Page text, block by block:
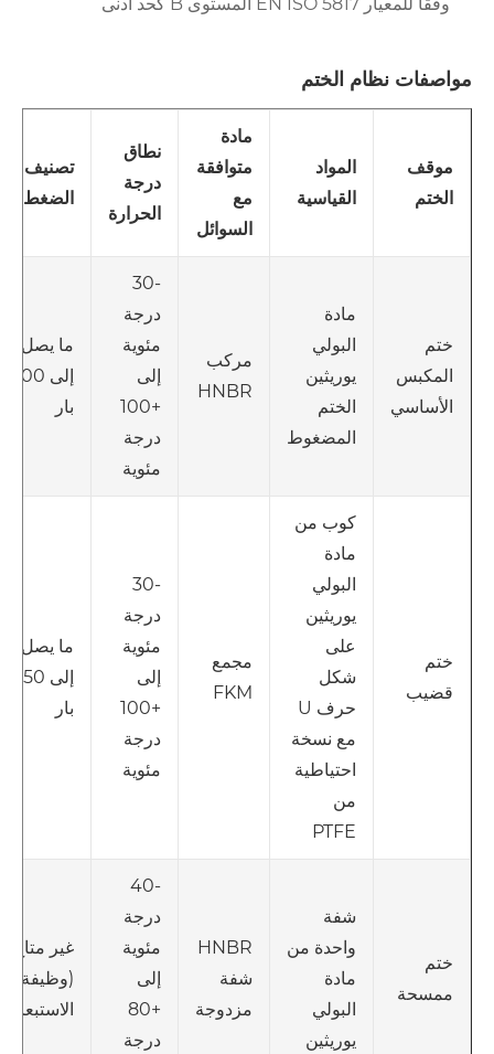
مواصفات نظام الختم
موقف
الختم
المواد
القياسية
مادة
متوافقة
مع
السوائل
نطاق
درجة
الحرارة
تصنيف
الضغط
ختم
المكبس
الأساسي
مادة
البولي
يوريثين
الختم
المضغوط
مركب
HNBR
-30
درجة
مئوية
إلى
+100
درجة
مئوية
ما يصل
إلى 400
بار
ختم
قضيب
كوب من
مادة
البولي
يوريثين
على
شكل
حرف U
مع نسخة
احتياطية
من
PTFE
مجمع
FKM
-30
درجة
مئوية
إلى
+100
درجة
مئوية
ما يصل
إلى 350
بار
ختم
ممسحة
شفة
واحدة من
مادة
البولي
يوريثين
HNBR
شفة
مزدوجة
-40
درجة
مئوية
إلى
+80
درجة
غير متاح
(وظيفة
الاستبعاد)